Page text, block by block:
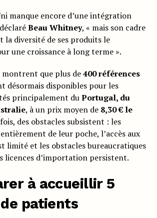
manque encore d’une intégration
Beau Whitney, « mais son cadre
la diversité de ses produits le
une croissance à long terme ».
montrent que plus de400 références
désormais disponibles pour les
principalement duPortugal, du
, à un prix moyen de 8,30 € le
des obstacles subsistent : les
de leur poche, l’accès aux
limité et les obstacles bureaucratiques
licences d’importation persistent.
à accueillir 5
patients